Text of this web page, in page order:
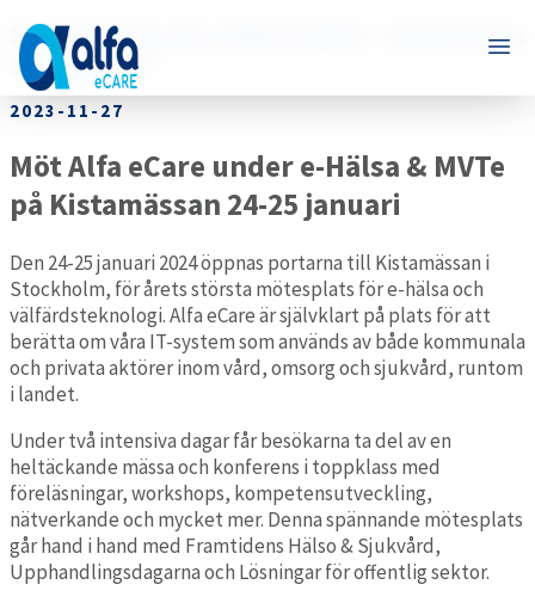
Möt Alfa eCare på e-Hälsa & MVTe – Kistamässan
24-25 januari
2023-11-27
Möt Alfa eCare under e-Hälsa & MVTe
på Kistamässan 24-25 januari
Den 24-25 januari 2024 öppnas portarna till Kistamässan i
Stockholm, för årets största mötesplats för e-hälsa och
välfärdsteknologi. Alfa eCare är självklart på plats för att
berätta om våra IT-system som används av både kommunala
och privata aktörer inom vård, omsorg och sjukvård, runtom
i landet.
Under två intensiva dagar får besökarna ta del av en
heltäckande mässa och konferens i toppklass med
föreläsningar, workshops, kompetensutveckling,
nätverkande och mycket mer. Denna spännande mötesplats
går hand i hand med Framtidens Hälso & Sjukvård,
Upphandlingsdagarna och Lösningar för offentlig sektor.